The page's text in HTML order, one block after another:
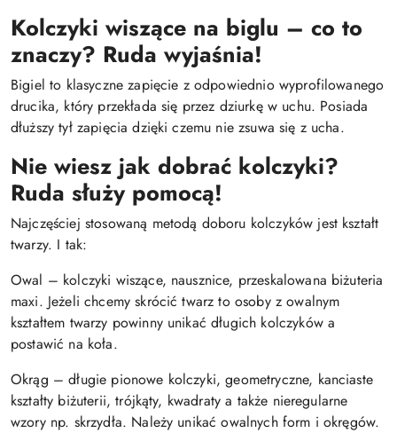
Kolczyki wiszące na biglu – co to
znaczy? Ruda wyjaśnia!
Bigiel to klasyczne zapięcie z odpowiednio wyprofilowanego
drucika, który przekłada się przez dziurkę w uchu. Posiada
dłuższy tył zapięcia dzięki czemu nie zsuwa się z ucha.
Nie wiesz jak dobrać kolczyki?
Ruda służy pomocą!
Najczęściej stosowaną metodą doboru kolczyków jest kształt
twarzy. I tak:
Owal – kolczyki wiszące, nausznice, przeskalowana biżuteria
maxi. Jeżeli chcemy skrócić twarz to osoby z owalnym
kształtem twarzy powinny unikać długich kolczyków a
postawić na koła.
Okrąg – długie pionowe kolczyki, geometryczne, kanciaste
kształty biżuterii, trójkąty, kwadraty a także nieregularne
wzory np. skrzydła. Należy unikać owalnych form i okręgów.